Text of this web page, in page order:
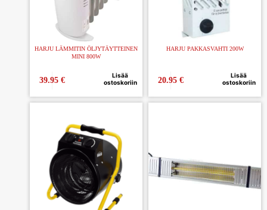
HARJU LÄMMITIN ÖLJYTÄYTTEINEN
MINI 800W
39.95 €
Lisää
ostoskoriin
HARJU PAKKASVAHTI 200W
20.95 €
Lisää
ostoskoriin